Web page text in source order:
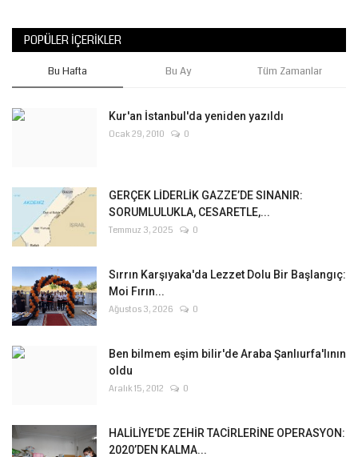
POPÜLER İÇERIKLER
Bu Hafta Bu Ay Tüm Zamanlar
Kur'an İstanbul'da yeniden yazıldı
Ocak 29, 2010 0
GERÇEK LİDERLİK GAZZE’DE SINANIR:
SORUMLULUKLA, CESARETLE,...
Temmuz 3, 2025 0
Sırrın Karşıyaka'da Lezzet Dolu Bir Başlangıç:
Moi Fırın...
Ağustos 3, 2026 0
Ben bilmem eşim bilir'de Araba Şanlıurfa'lının
oldu
Aralık 15, 2012 0
HALİLİYE'DE ZEHİR TACİRLERİNE OPERASYON:
2020’DEN KALMA...